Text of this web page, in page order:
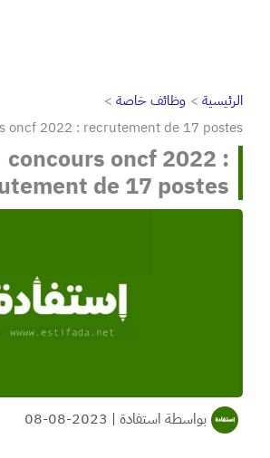
الرئيسية
وظائف خاصة
oncf 2022 : recrutement de 17 postes
concours oncf 2022 :
de 17 postes
بواسطة استفادة |
2023-08-08